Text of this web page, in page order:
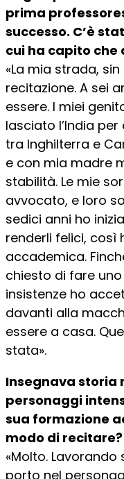
prima
successo. C’è
cui ha capito
«La mia strada,
recitazione. A sei
essere. I miei
lasciato l’India
tra Inghilterra e
e con mia madre
stabilità. Le mie
avvocato, e loro
sedici anni ho
renderli felici, così
accademica.
chiesto di fare
insistenze ho
davanti alla
essere a casa.
stata».
Insegnava storia
personaggi
sua formazione
modo di recitare?
«Molto.
porto nel